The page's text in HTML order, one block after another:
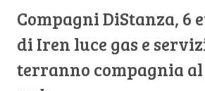
Compagni DiStanza, 6
di Iren luce gas e
terranno compagnia